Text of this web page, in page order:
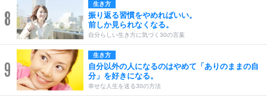
8
生き方
振り返る習慣をやめればいい。
前しか見られなくなる。
自分らしい生き方に気づく30の言葉
9
生き方
自分以外の人になるのはやめて「ありのままの自
分」を好きになる。
幸せな人生を送る30の方法